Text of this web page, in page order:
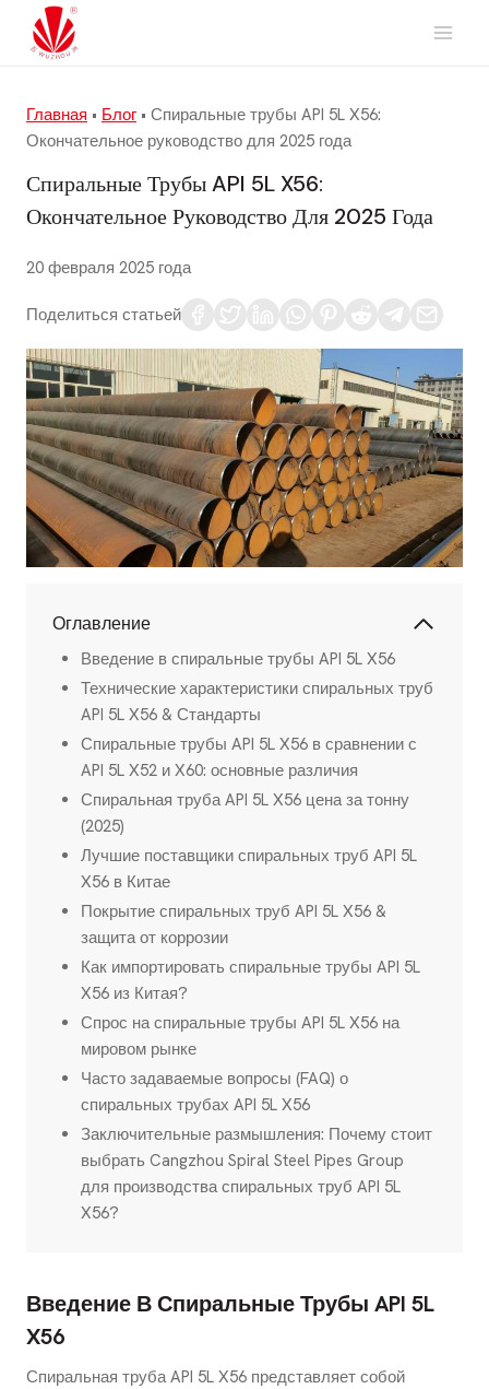
Перейти
содержимому
Главная • Блог • Спиральные трубы API 5L X56:
Окончательное руководство для 2025 года
Спиральные Трубы API 5L X56:
Окончательное Руководство Для 2025 Года
20 февраля 2025 года
Поделиться статьей
Оглавление
Введение в спиральные трубы API 5L X56
Технические характеристики спиральных труб
API 5L X56 & Стандарты
Спиральные трубы API 5L X56 в сравнении с
API 5L X52 и X60: основные различия
Спиральная труба API 5L X56 цена за тонну
(2025)
Лучшие поставщики спиральных труб API 5L
X56 в Китае
Покрытие спиральных труб API 5L X56 &
защита от коррозии
Как импортировать спиральные трубы API 5L
X56 из Китая?
Спрос на спиральные трубы API 5L X56 на
мировом рынке
Часто задаваемые вопросы (FAQ) о
спиральных трубах API 5L X56
Заключительные размышления: Почему стоит
выбрать Cangzhou Spiral Steel Pipes Group
для производства спиральных труб API 5L
X56?
Введение В Спиральные Трубы API 5L
X56
Спиральная труба API 5L X56 представляет собой